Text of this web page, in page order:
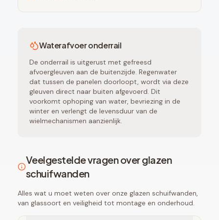
Waterafvoer onderrail
De onderrail is uitgerust met gefreesd
afvoergleuven aan de buitenzijde. Regenwater
dat tussen de panelen doorloopt, wordt via deze
gleuven direct naar buiten afgevoerd. Dit
voorkomt ophoping van water, bevriezing in de
winter en verlengt de levensduur van de
wielmechanismen aanzienlijk.
Veelgestelde vragen over glazen
schuifwanden
Alles wat u moet weten over onze glazen schuifwanden,
van glassoort en veiligheid tot montage en onderhoud.